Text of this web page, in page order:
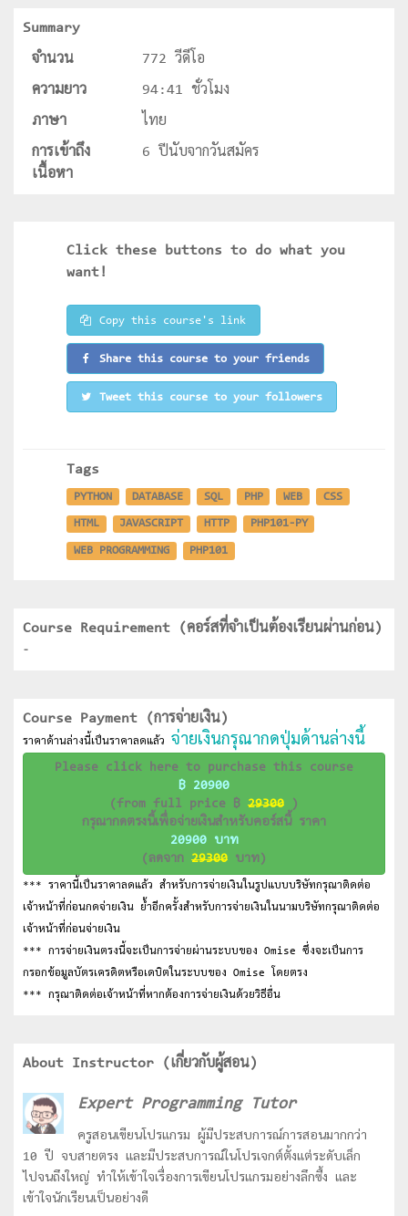
Summary
จำนวน 772 วีดีโอ
ความยาว 94:41 ชั่วโมง
ภาษา ไทย
การเข้าถึง
เนื้อหา
6 ปีนับจากวันสมัคร
Click these buttons to do what you
want!
Copy this course's link
Share this course to your friends
Tweet this course to your followers
Tags
PYTHON DATABASE SQL PHP WEB CSS
HTML JAVASCRIPT HTTP PHP101-PY
WEB PROGRAMMING PHP101
Course Requirement (คอร์สที่จำเป็นต้องเรียนผ่านก่อน)
-
Course Payment (การจ่ายเงิน)
ราคาด้านล่างนี้เป็นราคาลดแล้ว จ่ายเงินกรุณากดปุ่มด้านล่างนี้
Please click here to purchase this course
฿ 20900
(from full price ฿ 29300 )
กรุณากดตรงนี้เพื่อจ่ายเงินสำหรับคอร์สนี้ ราคา
20900 บาท
(ลดจาก 29300 บาท)
*** ราคานี้เป็นราคาลดแล้ว สำหรับการจ่ายเงินในรูปแบบบริษัทกรุณาติดต่อ
เจ้าหน้าที่ก่อนกดจ่ายเงิน ย้ำอีกครั้งสำหรับการจ่ายเงินในนามบริษัทกรุณาติดต่อ
เจ้าหน้าที่ก่อนจ่ายเงิน
*** การจ่ายเงินตรงนี้จะเป็นการจ่ายผ่านระบบของ Omise ซึ่งจะเป็นการ
กรอกข้อมูลบัตรเครดิตหรือเดบิตในระบบของ Omise โดยตรง
*** กรุณาติดต่อเจ้าหน้าที่หากต้องการจ่ายเงินด้วยวิธีอื่น
About Instructor (เกี่ยวกับผู้สอน)
Expert Programming Tutor
ครูสอนเขียนโปรแกรม ผู้มีประสบการณ์การสอนมากกว่า
10 ปี จบสายตรง และมีประสบการณ์ในโปรเจกต์ตั้งแต่ระดับเล็ก
ไปจนถึงใหญ่ ทำให้เข้าใจเรื่องการเขียนโปรแกรมอย่างลึกซื้ง และ
เข้าใจนักเรียนเป็นอย่างดี